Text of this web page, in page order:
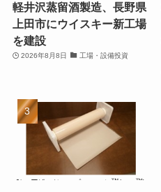
軽井沢蒸留酒製造、長野県
上田市にウイスキー新工場
を建設
2026年8月8日 工場・設備投資